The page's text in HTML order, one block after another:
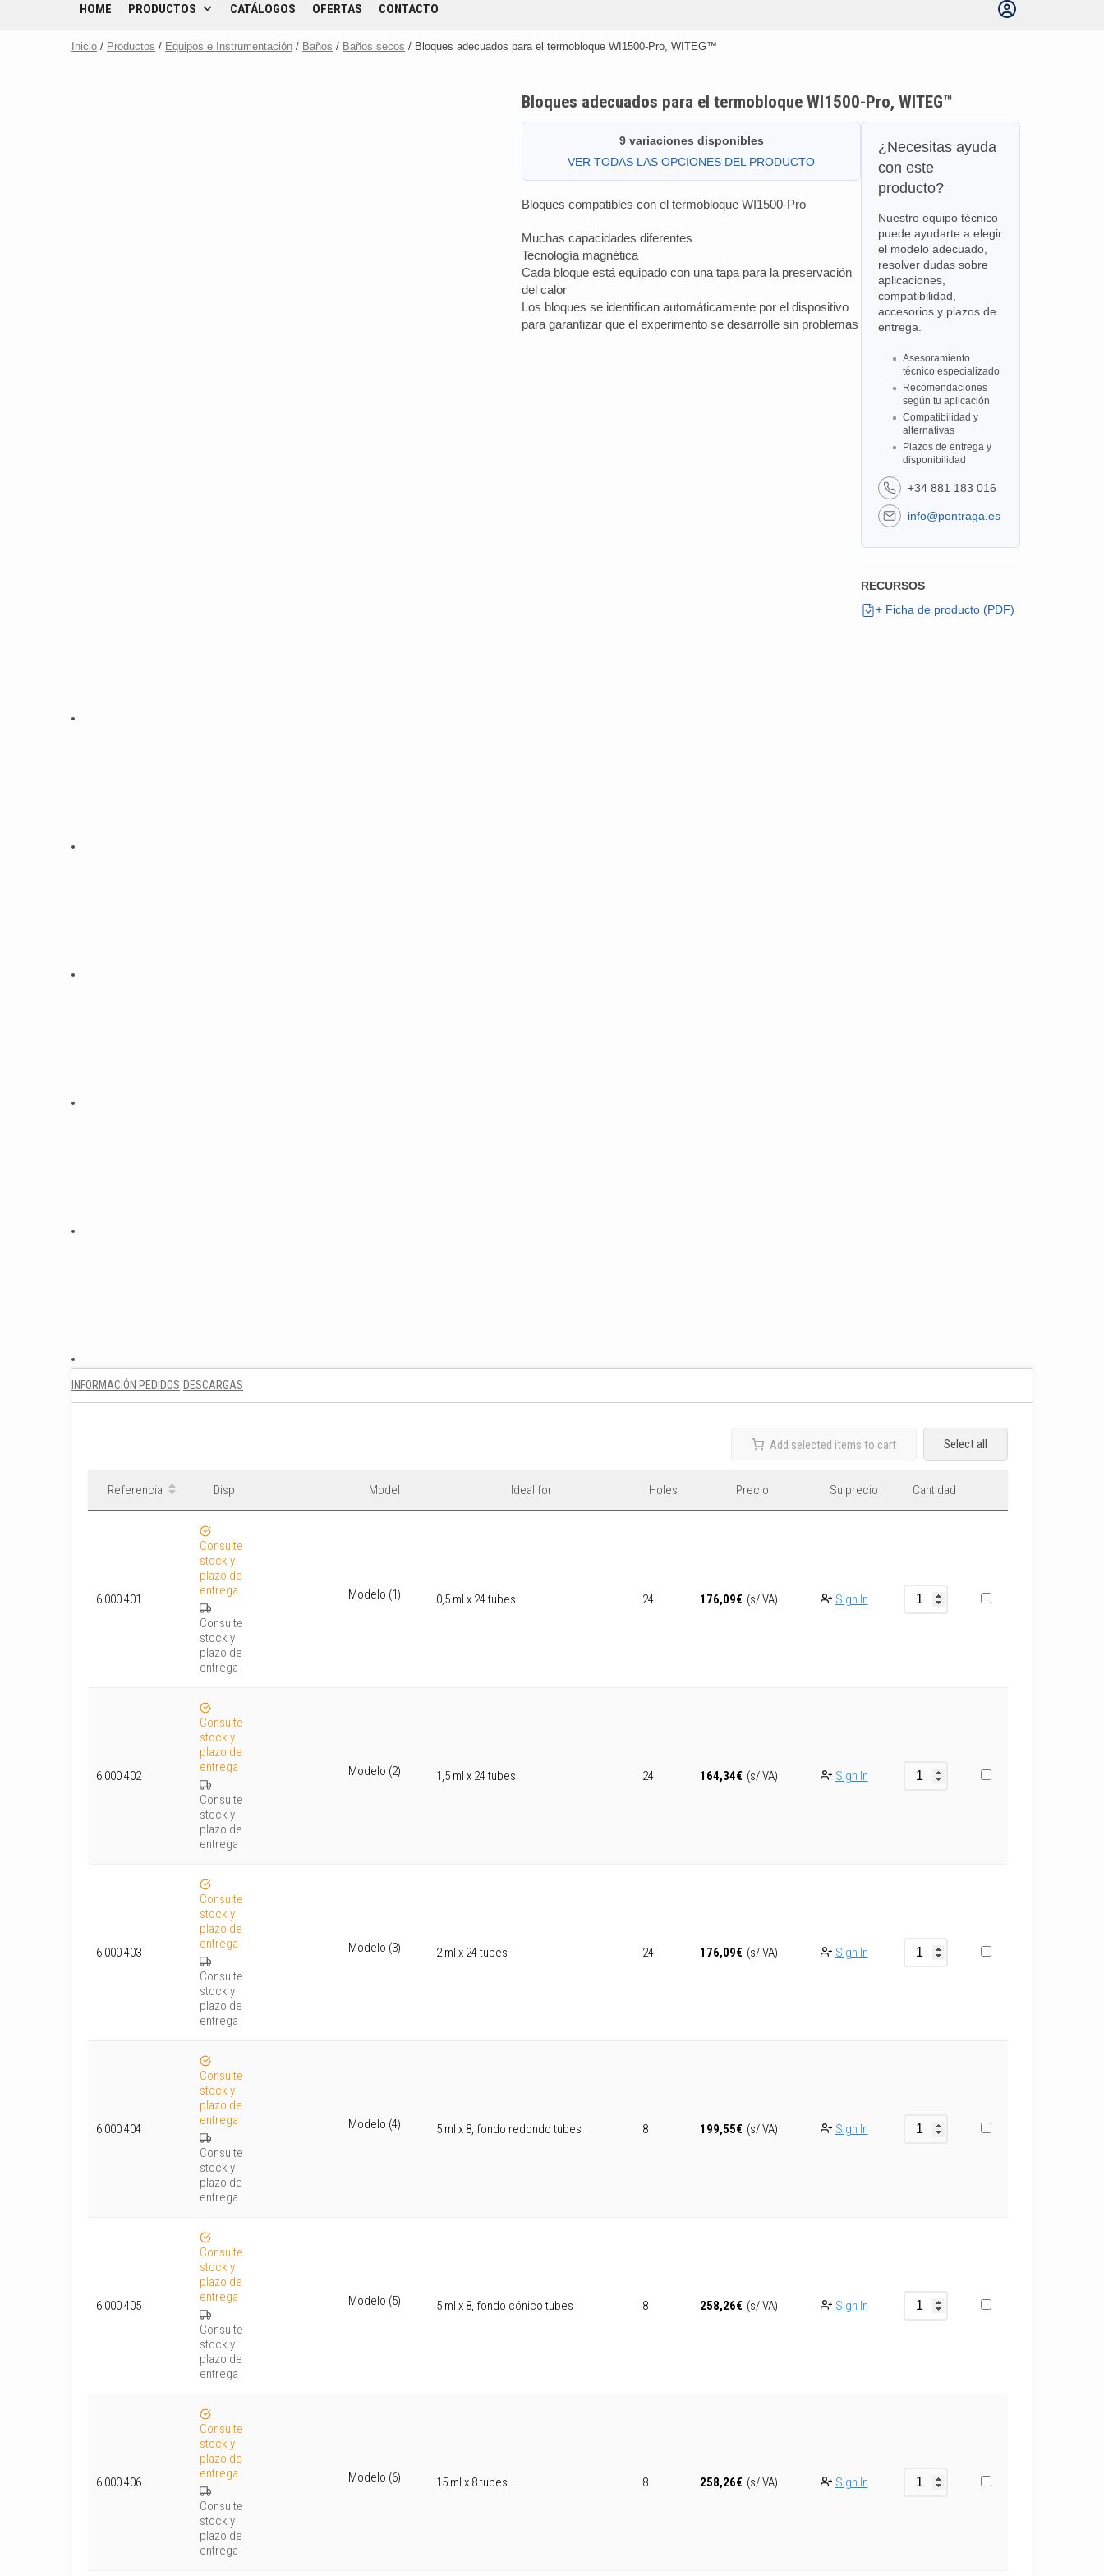
HOME PRODUCTOS CATÁLOGOS OFERTAS CONTACTO
Inicio / Productos / Equipos e Instrumentación / Baños / Baños secos / Bloques adecuados para el termobloque WI1500-Pro, WITEG™
Bloques adecuados para el termobloque WI1500-Pro, WITEG™
9 variaciones disponibles
VER TODAS LAS OPCIONES DEL PRODUCTO
Bloques compatibles con el termobloque WI1500-Pro
Muchas capacidades diferentes
Tecnología magnética
Cada bloque está equipado con una tapa para la preservación
del calor
Los bloques se identifican automáticamente por el dispositivo
para garantizar que el experimento se desarrolle sin problemas
¿Necesitas ayuda
con este
producto?
Nuestro equipo técnico
puede ayudarte a elegir
el modelo adecuado,
resolver dudas sobre
aplicaciones,
compatibilidad,
accesorios y plazos de
entrega.
Asesoramiento
técnico especializado
Recomendaciones
según tu aplicación
Compatibilidad y
alternativas
Plazos de entrega y
disponibilidad
+34 881 183 016
info@pontraga.es
RECURSOS
+ Ficha de producto (PDF)
INFORMACIÓN PEDIDOS DESCARGAS
Add selected items to cart Select all
Referencia Disp Model Ideal for Holes Precio Su precio Cantidad
6 000 401
Consulte
stock y
plazo de
entrega
Consulte
stock y
plazo de
entrega
Modelo (1) 0,5 ml x 24 tubes 24 176,09€ (s/IVA) Sign In
6 000 402
Consulte
stock y
plazo de
entrega
Consulte
stock y
plazo de
entrega
Modelo (2) 1,5 ml x 24 tubes 24 164,34€ (s/IVA) Sign In
6 000 403
Consulte
stock y
plazo de
entrega
Consulte
stock y
plazo de
entrega
Modelo (3) 2 ml x 24 tubes 24 176,09€ (s/IVA) Sign In
6 000 404
Consulte
stock y
plazo de
entrega
Consulte
stock y
plazo de
entrega
Modelo (4) 5 ml x 8, fondo redondo tubes 8 199,55€ (s/IVA) Sign In
6 000 405
Consulte
stock y
plazo de
entrega
Consulte
stock y
plazo de
entrega
Modelo (5) 5 ml x 8, fondo cónico tubes 8 258,26€ (s/IVA) Sign In
6 000 406
Consulte
stock y
plazo de
entrega
Consulte
stock y
plazo de
entrega
Modelo (6) 15 ml x 8 tubes 8 258,26€ (s/IVA) Sign In